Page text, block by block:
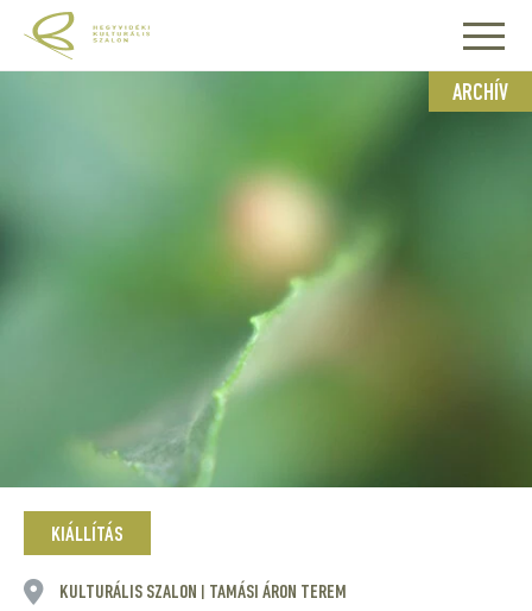
ARCHÍV
KIÁLLÍTÁS
KULTURÁLIS SZALON TAMÁSI ÁRON TEREM